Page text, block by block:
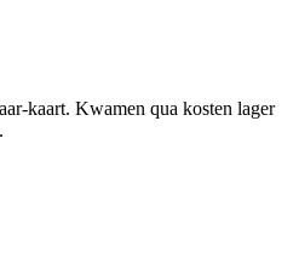
kaart. Kwamen qua kosten lager